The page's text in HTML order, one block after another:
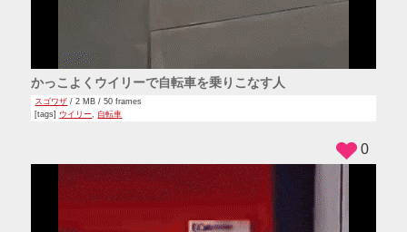
かっこよくウイリーで自転車を乗りこなす人
スゴワザ / 2 MB / 50 frames
[tags] ウイリー, 自転車
0